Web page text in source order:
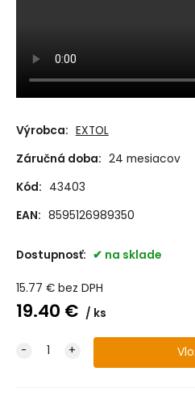
Výrobca: EXTOL
Záručná doba: 24 mesiacov
Kód: 43403
EAN: 8595126989350
Dostupnosť: na sklade
15.77 € bez DPH
19.40 € ks